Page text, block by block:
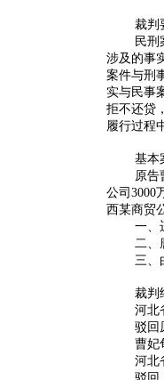
裁判
民刑
涉及的事
案件与刑
实与民事
拒不还贷
履行过程
基本
原告
公司3000
西某商贸
一、
二、
三、
裁判
河北
驳回
曹妃
河北